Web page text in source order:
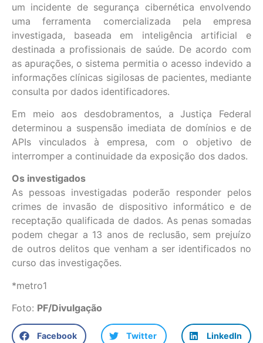
um incidente de segurança cibernética envolvendo
uma ferramenta comercializada pela empresa
investigada, baseada em inteligência artificial e
destinada a profissionais de saúde. De acordo com
as apurações, o sistema permitia o acesso indevido a
informações clínicas sigilosas de pacientes, mediante
consulta por dados identificadores.
Em meio aos desdobramentos, a Justiça Federal
determinou a suspensão imediata de domínios e de
APIs vinculados à empresa, com o objetivo de
interromper a continuidade da exposição dos dados.
Os investigados
As pessoas investigadas poderão responder pelos
crimes de invasão de dispositivo informático e de
receptação qualificada de dados. As penas somadas
podem chegar a 13 anos de reclusão, sem prejuízo
de outros delitos que venham a ser identificados no
curso das investigações.
*metro1
Foto: PF/Divulgação
Facebook Twitter LinkedIn